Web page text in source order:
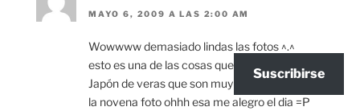
MAYO 6, 2009 A LAS 2:00 AM
Wowwww demasiado lindas las fotos ^.^
esto es una de las cosas que me gustan de
Japón de veras que son muy lindo
la novena foto ohhh esa me alegro el dia =P
Suscribirse